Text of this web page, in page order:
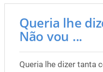
Queria lhe
Não vou ...
Queria lhe dizer tanta